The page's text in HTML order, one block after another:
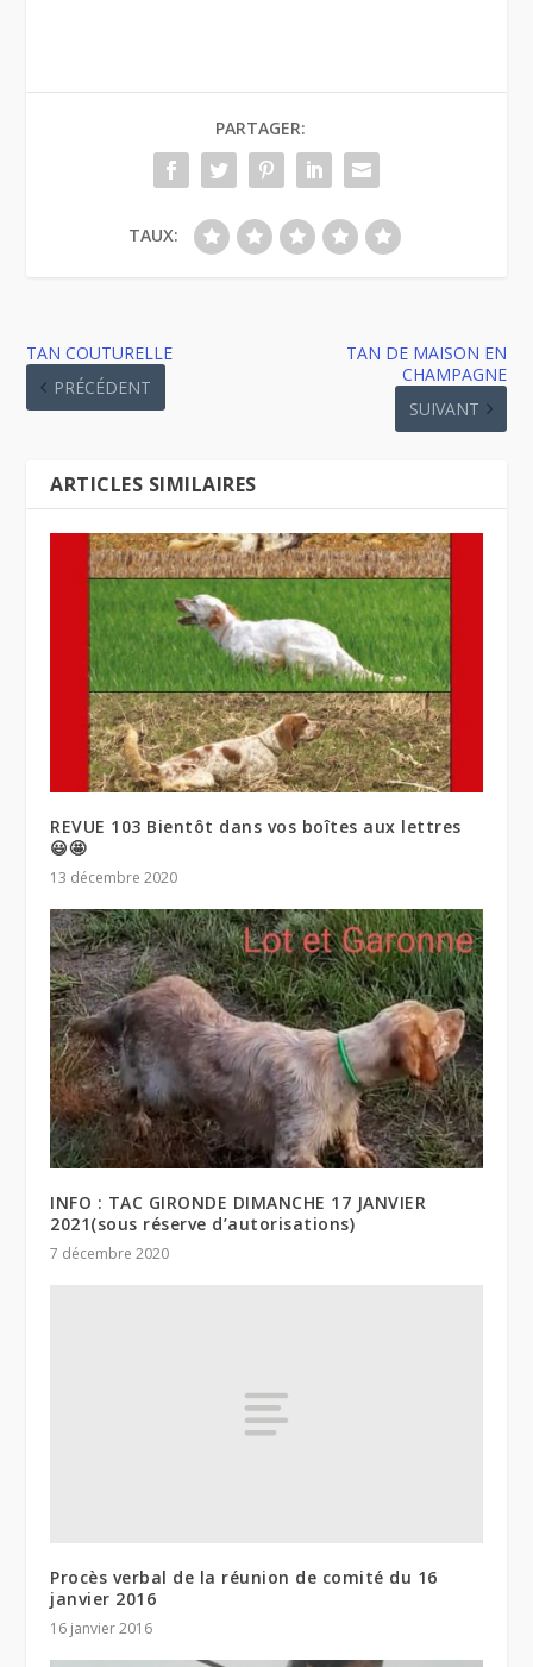
PARTAGER:
TAUX:
TAN COUTURELLE
PRÉCÉDENT
TAN DE MAISON EN
CHAMPAGNE
SUIVANT
ARTICLES SIMILAIRES
REVUE 103 Bientôt dans vos boîtes aux lettres
😃🤩
13 décembre 2020
INFO : TAC GIRONDE DIMANCHE 17 JANVIER
2021(sous réserve d’autorisations)
7 décembre 2020
Procès verbal de la réunion de comité du 16
janvier 2016
16 janvier 2016